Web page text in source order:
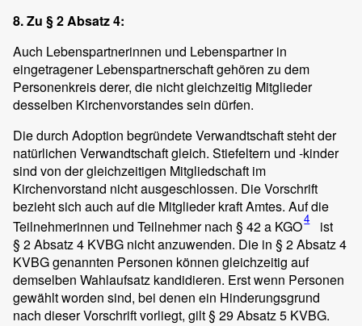
8. Zu § 2 Absatz 4:
Auch Lebenspartnerinnen und Lebenspartner in
eingetragener Lebenspartnerschaft gehören zu dem
Personenkreis derer, die nicht gleichzeitig Mitglieder
desselben Kirchenvorstandes sein dürfen.
Die durch Adoption begründete Verwandtschaft steht der
natürlichen Verwandtschaft gleich. Stiefeltern und -kinder
sind von der gleichzeitigen Mitgliedschaft im
Kirchenvorstand nicht ausgeschlossen. Die Vorschrift
bezieht sich auch auf die Mitglieder kraft Amtes. Auf die
Teilnehmerinnen und Teilnehmer nach § 42 a KGO4
ist
§ 2 Absatz 4 KVBG nicht anzuwenden. Die in § 2 Absatz 4
KVBG genannten Personen können gleichzeitig auf
demselben Wahlaufsatz kandidieren. Erst wenn Personen
gewählt worden sind, bei denen ein Hinderungsgrund
nach dieser Vorschrift vorliegt, gilt § 29 Absatz 5 KVBG.